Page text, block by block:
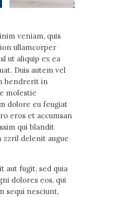
veniam, quis
ullamcorper
ut aliquip ex ea
Duis autem vel
hendrerit in
molestie
dolore eu feugiat
eros et accumsan
qui blandit
zzril delenit augue
aut fugit, sed quia
dolores eos, qui
sequi nesciunt,